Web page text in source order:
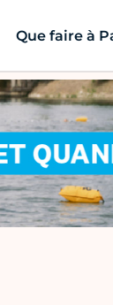
Que faire à